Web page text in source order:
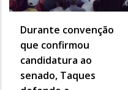
Durante convenção
que confirmou
candidatura ao
senado, Taques